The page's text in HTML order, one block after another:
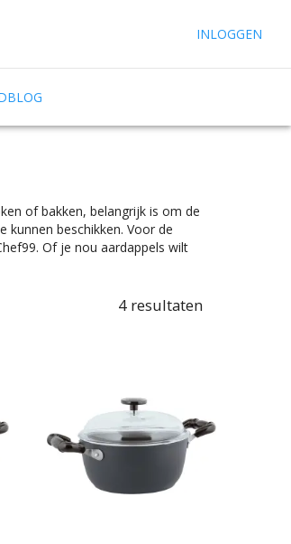
INLOGGEN
of bakken, belangrijk is om de
kunnen beschikken. Voor de
Of je nou aardappels wilt
Kies makkelijk het product met de
alle prijscategorieën, voor ieder is
4 resultaten